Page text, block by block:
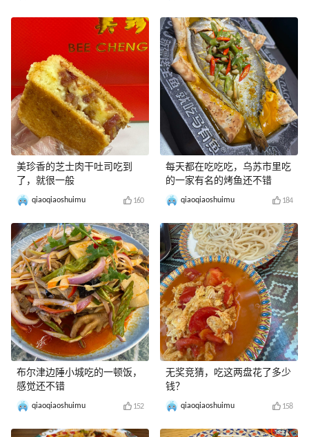
美珍香的芝士肉干吐司吃到
了，就很一般
qiaoqiaoshuimu 160
布尔津边陲小城吃的一顿饭，
感觉还不错
qiaoqiaoshuimu 152
每天都在吃吃吃，乌苏市里吃
的一家有名的烤鱼还不错
qiaoqiaoshuimu 184
无奖竞猜，吃这两盘花了多少
钱？
qiaoqiaoshuimu 158